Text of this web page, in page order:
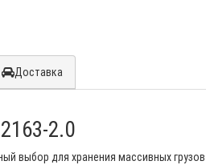
Доставка
2.0
выбор для хранения массивных